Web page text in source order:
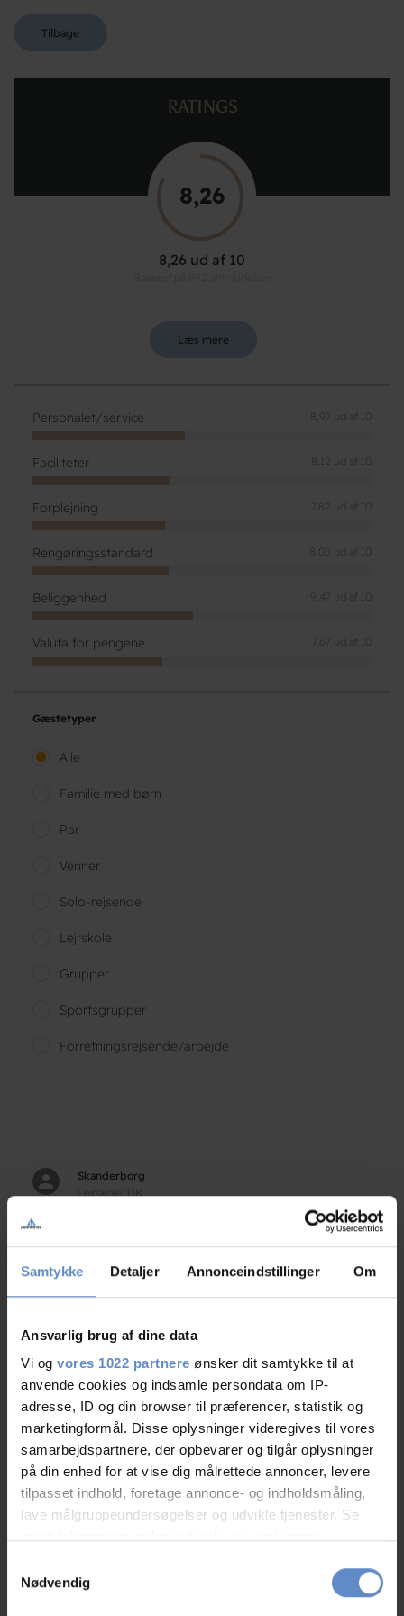
Samtykke Detaljer Annonceindstillinger Om
Ansvarlig brug af dine data
Vi og vores 1022 partnere ønsker dit samtykke til at
anvende cookies og indsamle persondata om IP-
adresse, ID og din browser til præferencer, statistik og
marketingformål. Disse oplysninger videregives til vores
samarbejdspartnere, der opbevarer og tilgår oplysninger
på din enhed for at vise dig målrettede annoncer, levere
tilpasset indhold, foretage annonce- og indholdsmåling,
lave målgruppeundersøgelser og udvikle tjenester. Se
tilbage eller ændre indstillinger fra vores
"Cookiedeklaration", eller ved at trykke på "Privacy
Nødvendig
Tilbage
RATINGS
8,26
8,26 ud af 10
Baseret på 892 anmeldelser
Læs mere
Personalet/service 8,97 ud af 10
Faciliteter 8,12 ud af 10
Forplejning 7,82 ud af 10
Rengøringsstandard 8,05 ud af 10
Beliggenhed 9,47 ud af 10
Valuta for pengene 7,67 ud af 10
Gæstetyper
Alle
Familie med børn
Par
Venner
Solo-rejsende
Lejrskole
Grupper
Sportsgrupper
Forretningsrejsende/arbejde
Skanderborg
Lejrskole, DK
06.Aug.2026
7,92 ud af 10
Området til morgenmad er meget småt.
N/A
Solo-rejsende, US
05.Aug.2026
9,17 ud af 10